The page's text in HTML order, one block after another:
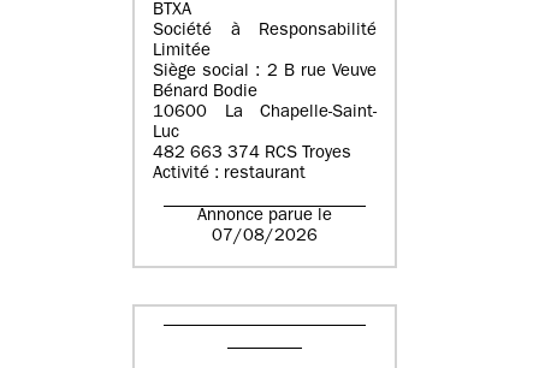
BTXA
Société à Responsabilité
Limitée
Siège social : 2 B rue Veuve
Bénard Bodie
10600 La Chapelle-Saint-
Luc
482 663 374 RCS Troyes
Activité : restaurant
Annonce parue le
07/08/2026